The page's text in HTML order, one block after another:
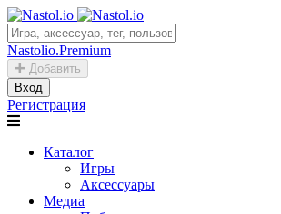
Nastolio.Premium
Добавить
Вход
Регистрация
Каталог
Игры
Аксессуары
Медиа